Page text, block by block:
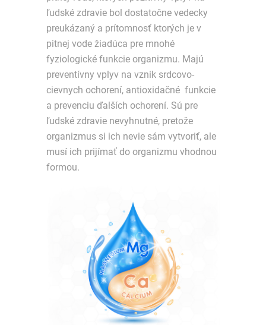
ľudské zdravie bol dostatočne vedecky
preukázaný a prítomnosť ktorých je v
pitnej vode žiadúca pre mnohé
fyziologické funkcie organizmu. Majú
preventívny vplyv na vznik srdcovo-
cievnych ochorení, antioxidačné funkcie
a prevenciu ďalších ochorení. Sú pre
ľudské zdravie nevyhnutné, pretože
organizmus si ich nevie sám vytvoriť, ale
musí ich prijímať do organizmu vhodnou
formou.